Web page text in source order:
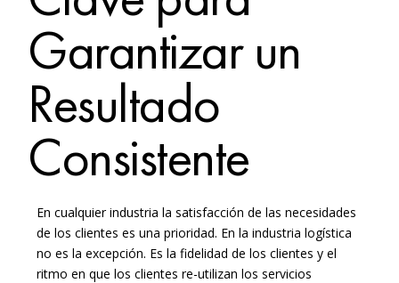
Garantizar un
Resultado
Consistente
En cualquier industria la satisfacción de las necesidades
de los clientes es una prioridad. En la industria logística
no es la excepción. Es la fidelidad de los clientes y el
ritmo en que los clientes re-utilizan los servicios